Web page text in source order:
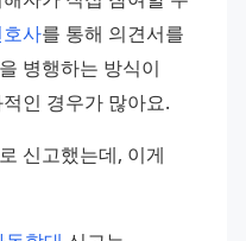
호사를 통해 의견서를
병행하는 방식이
인 경우가 많아요.
신고했는데, 이게